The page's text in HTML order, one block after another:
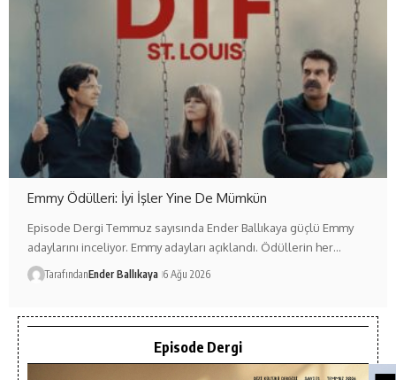
Emmy Ödülleri: İyi İşler Yine De Mümkün
Episode Dergi Temmuz sayısında Ender Ballıkaya güçlü Emmy
adaylarını inceliyor. Emmy adayları açıklandı. Ödüllerin her…
TarafındanEnder Ballıkaya 6 Ağu 2026
Episode Dergi